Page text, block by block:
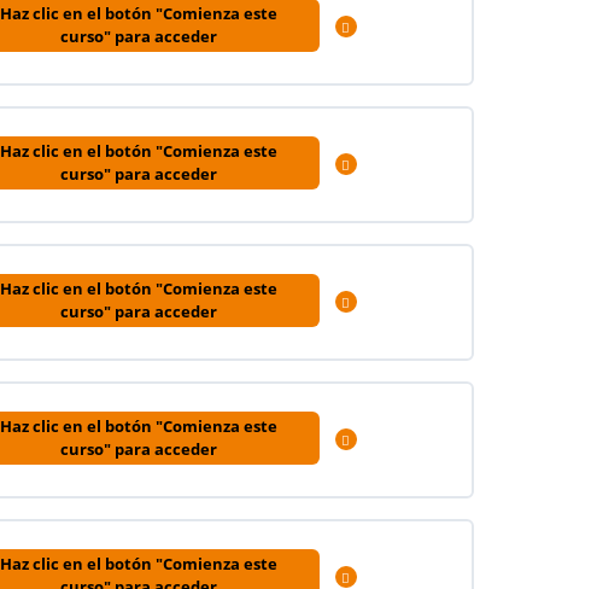
Haz clic en el botón "Comienza este
curso" para acceder
Haz clic en el botón "Comienza este
curso" para acceder
Haz clic en el botón "Comienza este
curso" para acceder
Haz clic en el botón "Comienza este
curso" para acceder
Haz clic en el botón "Comienza este